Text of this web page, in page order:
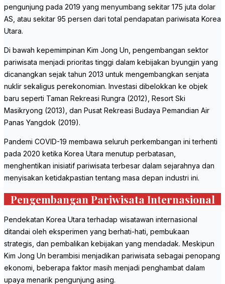
pengunjung pada 2019 yang menyumbang sekitar 175 juta dolar
AS, atau sekitar 95 persen dari total pendapatan pariwisata Korea
Utara.
Di bawah kepemimpinan Kim Jong Un, pengembangan sektor
pariwisata menjadi prioritas tinggi dalam kebijakan byungjin yang
dicanangkan sejak tahun 2013 untuk mengembangkan senjata
nuklir sekaligus perekonomian. Investasi dibelokkan ke objek
baru seperti Taman Rekreasi Rungra (2012), Resort Ski
Masikryong (2013), dan Pusat Rekreasi Budaya Pemandian Air
Panas Yangdok (2019).
Pandemi COVID-19 membawa seluruh perkembangan ini terhenti
pada 2020 ketika Korea Utara menutup perbatasan,
menghentikan inisiatif pariwisata terbesar dalam sejarahnya dan
menyisakan ketidakpastian tentang masa depan industri ini.
Pengembangan Pariwisata Internasional
Pendekatan Korea Utara terhadap wisatawan internasional
ditandai oleh eksperimen yang berhati-hati, pembukaan
strategis, dan pembalikan kebijakan yang mendadak. Meskipun
Kim Jong Un berambisi menjadikan pariwisata sebagai penopang
ekonomi, beberapa faktor masih menjadi penghambat dalam
upaya menarik pengunjung asing.